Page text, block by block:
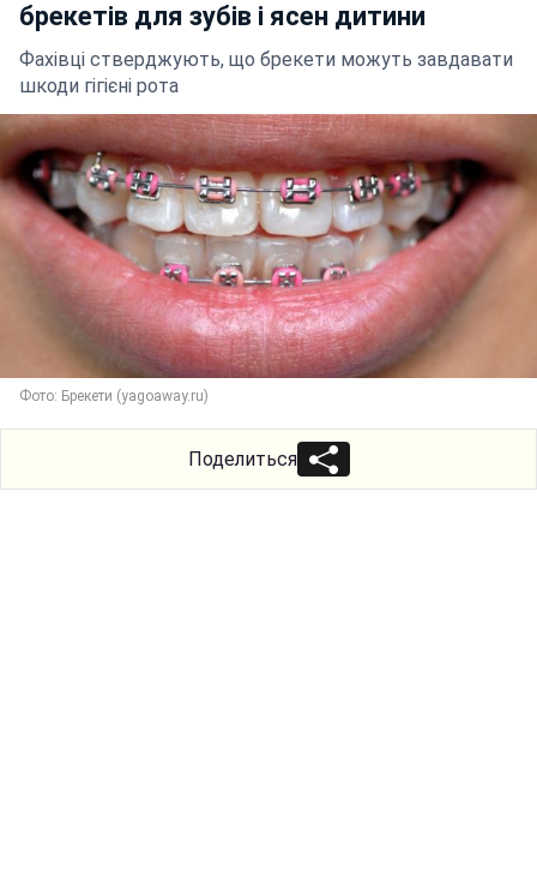
брекетів для зубів і ясен дитини
Фахівці стверджують, що брекети можуть завдавати
шкоди гігієні рота
Фото: Брекети (yagoaway.ru)
Поделиться